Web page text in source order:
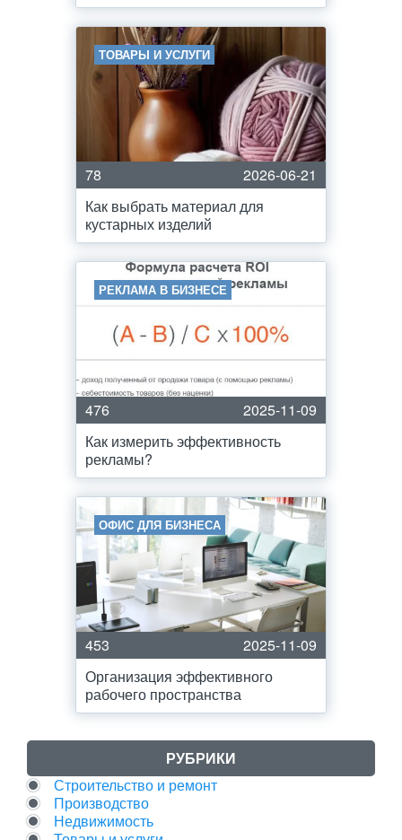
ТОВАРЫ И УСЛУГИ
78
2026-06-21
Как выбрать материал для
кустарных изделий
РЕКЛАМА В БИЗНЕСЕ
476
2025-11-09
Как измерить эффективность
рекламы?
ОФИС ДЛЯ БИЗНЕСА
453
2025-11-09
Организация эффективного
рабочего пространства
РУБРИКИ
Строительство и ремонт
Производство
Недвижимость